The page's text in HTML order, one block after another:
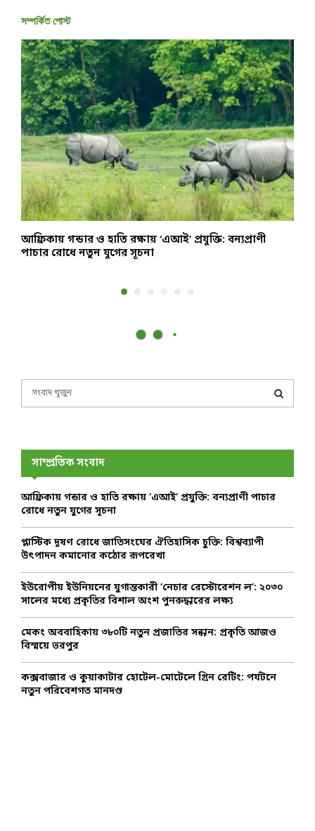
সম্পর্কিত পোস্ট
আফ্রিকায় গন্ডার ও হাতি রক্ষায় ‘এআই’ প্রযুক্তি: বন্যপ্রাণী
পাচার রোধে নতুন যুগের সূচনা
f
r
E
A
সাম্প্রতিক সংবাদ
আফ্রিকায় গন্ডার ও হাতি রক্ষায় ‘এআই’ প্রযুক্তি: বন্যপ্রাণী পাচার
রোধে নতুন যুগের সূচনা
প্লাস্টিক দূষণ রোধে জাতিসংঘের ঐতিহাসিক চুক্তি: বিশ্বব্যাপী
উৎপাদন কমানোর কঠোর রূপরেখা
ইউরোপীয় ইউনিয়নের যুগান্তকারী ‘নেচার রেস্টোরেশন ল’: ২০৩০
সালের মধ্যে প্রকৃতির বিশাল অংশ পুনরুদ্ধারের লক্ষ্য
মেকং অববাহিকায় ৩৮০টি নতুন প্রজাতির সন্ধান: প্রকৃতি আজও
বিস্ময়ে ভরপুর
কক্সবাজার ও কুয়াকাটার হোটেল-মোটেলে গ্রিন রেটিং: পর্যটনে
নতুন পরিবেশগত মানদণ্ড